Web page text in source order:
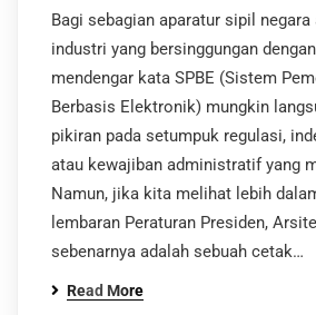
Bagi sebagian aparatur sipil
industri yang bersinggungan
mendengar kata SPBE (Sistem
Berbasis Elektronik) mungkin
pikiran pada setumpuk regulasi,
atau kewajiban administratif yang
Namun, jika kita melihat lebih
lembaran Peraturan Presiden,
sebenarnya adalah sebuah cetak…
Read More